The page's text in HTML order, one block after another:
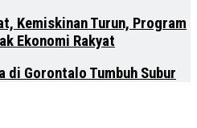
Kemiskinan Turun, Program
Ekonomi Rakyat
di Gorontalo Tumbuh Subur